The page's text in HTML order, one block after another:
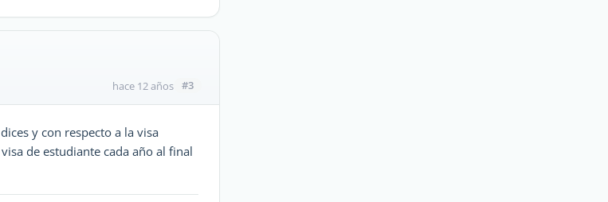
hace 12 años #3
y con respecto a la visa
de estudiante cada año al final